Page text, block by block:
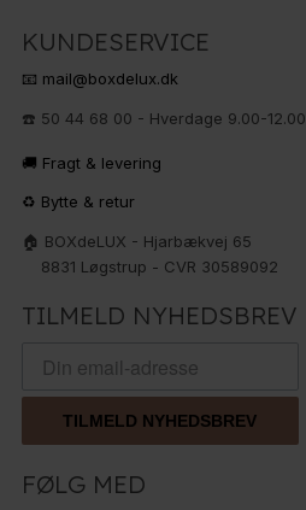
KUNDESERVICE
📧 mail@boxdelux.dk
☎️ 50 44 68 00 - Hverdage 9.00-12.00
🚚 Fragt & levering
♻️ Bytte & retur
🏠 BOXdeLUX - Hjarbækvej 65
8831 Løgstrup - CVR 30589092
TILMELD NYHEDSBREV
TILMELD NYHEDSBREV
FØLG MED